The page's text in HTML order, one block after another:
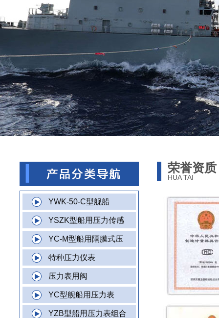
YWK-50-C型舰船
YSZK型船用压力传感
YC-M型船用隔膜式压
特种压力仪表
压力表用阀
YC型舰船用压力表
YZB型船用压力表组合
荣誉资质
HUA TAI